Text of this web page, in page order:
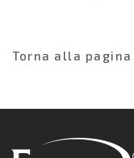
Torna alla pagina